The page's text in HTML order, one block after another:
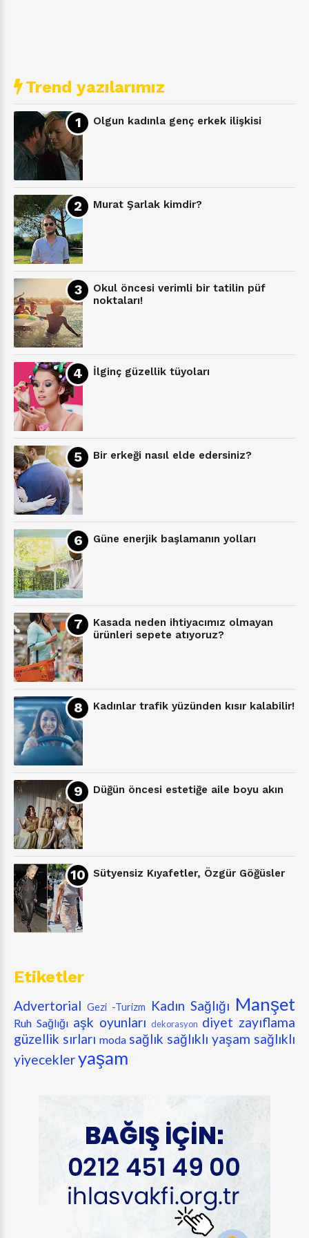
Trend yazılarımız
Olgun kadınla genç erkek ilişkisi
Murat Şarlak kimdir?
Okul öncesi verimli bir tatilin püf
noktaları!
İlginç güzellik tüyoları
Bir erkeği nasıl elde edersiniz?
Güne enerjik başlamanın yolları
Kasada neden ihtiyacımız olmayan
ürünleri sepete atıyoruz?
Kadınlar trafik yüzünden kısır kalabilir!
Düğün öncesi estetiğe aile boyu akın
Sütyensiz Kıyafetler, Özgür Göğüsler
Etiketler
Advertorial Gezi -Turizm Kadın Sağlığı Manşet
Ruh Sağlığı aşk oyunları dekorasyon diyet zayıflama
güzellik sırları moda sağlık sağlıklı yaşam sağlıklı
yiyecekleryaşam